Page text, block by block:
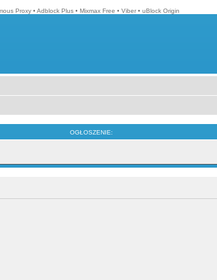
Proxy • Adblock Plus • Mixmax Free • Viber • uBlock Origin
OGŁOSZENIE: